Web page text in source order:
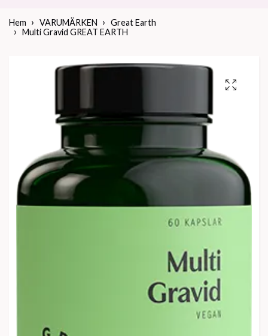
Hem VARUMÄRKEN
Great Earth
Multi Gravid GREAT EARTH